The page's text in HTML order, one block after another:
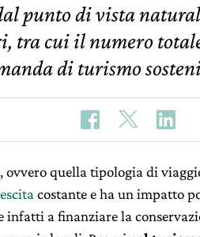
punto di vista
tra cui il numero
di turismo
, ovvero quella tipologia di
costante e ha un impatto
infatti a finanziare la